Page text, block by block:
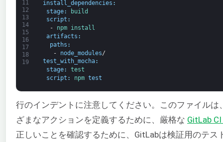
11
12
13
14
15
16
17
18
19
install_dependencies :
stage:
build
script :
-
npm install
artifacts :
paths :
-
node_modules/
test_with_mocha:
stage:
test
script : npm test
行のインデントに注意してください。このファイル
ざまなアクションを定義するために、厳格な GitLab CI
正しいことを確認するために、GitLabは検証用のテ